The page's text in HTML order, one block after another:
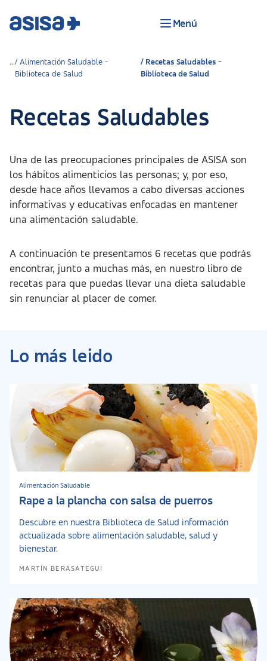
Menú
Alimentación Saludable -
Biblioteca de Salud
Recetas Saludables -
Biblioteca de Salud
Recetas Saludables
Una de las preocupaciones principales de ASISA son
los hábitos alimenticios las personas; y, por eso,
desde hace años llevamos a cabo diversas acciones
informativas y educativas enfocadas en mantener
una alimentación saludable.
A continuación te presentamos 6 recetas que podrás
encontrar, junto a muchas más, en nuestro libro de
recetas para que puedas llevar una dieta saludable
sin renunciar al placer de comer.
Lo más leido
Alimentación Saludable
Rape a la plancha con salsa de puerros
Descubre en nuestra Biblioteca de Salud información
actualizada sobre alimentación saludable, salud y
bienestar.
MARTÍN BERASATEGUI